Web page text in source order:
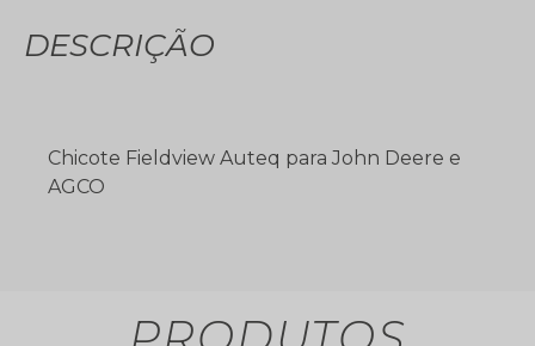
DESCRIÇÃO
Chicote Fieldview Auteq para John Deere e
AGCO